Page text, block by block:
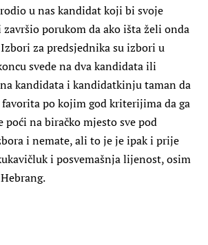
u nas kandidat koji bi svoje
porukom da ako išta želi onda
za predsjednika su izbori u
svede na dva kandidata ili
kandidata i kandidatkinju taman da
po kojim god kriterijima da ga
poći na biračko mjesto sve pod
i nemate, ali to je je ipak i prije
i posvemašnja lijenost, osim